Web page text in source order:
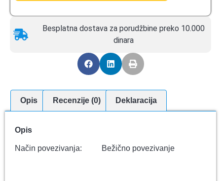
Besplatna dostava za porudžbine preko 10.000
dinara
Opis Recenzije (0) Deklaracija
Opis
Način povezivanja: Bežično povezivanje